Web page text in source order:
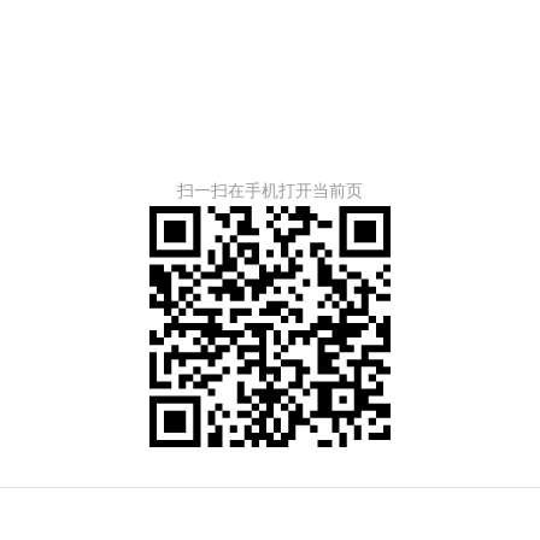
扫一扫在手机打开当前页